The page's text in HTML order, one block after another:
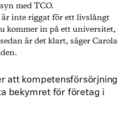
med TCO.
inte riggat för ett livslångt
kommer in på ett universitet,
är det klart, säger Carola
att kompetensförsörjning
bekymret för företag i